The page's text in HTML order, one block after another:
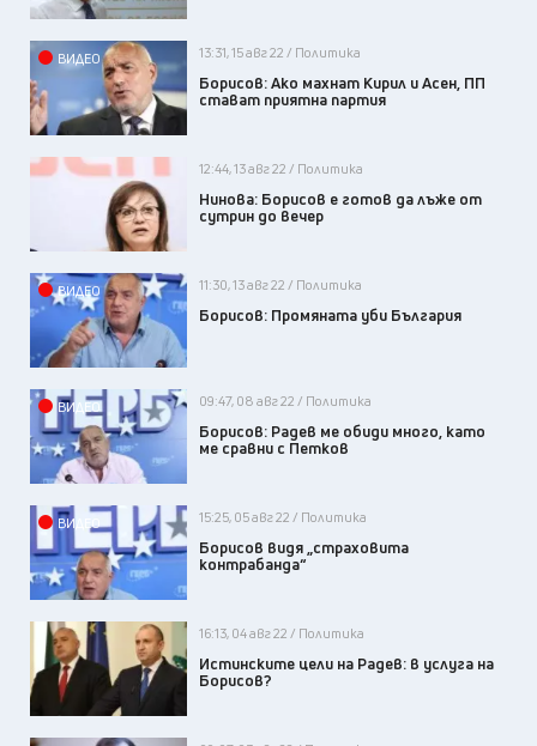
ВИДЕО 13:31, 15 авг 22 / Политика
Борисов: Ако махнат Кирил и Асен, ПП
стават приятна партия
12:44, 13 авг 22 / Политика
Нинова: Борисов е готов да лъже от
сутрин до вечер
ВИДЕО 11:30, 13 авг 22 / Политика
Борисов: Промяната уби България
ВИДЕО 09:47, 08 авг 22 / Политика
Борисов: Радев ме обиди много, като
ме сравни с Петков
ВИДЕО 15:25, 05 авг 22 / Политика
Борисов видя „страховита
контрабанда“
16:13, 04 авг 22 / Политика
Истинските цели на Радев: в услуга на
Борисов?